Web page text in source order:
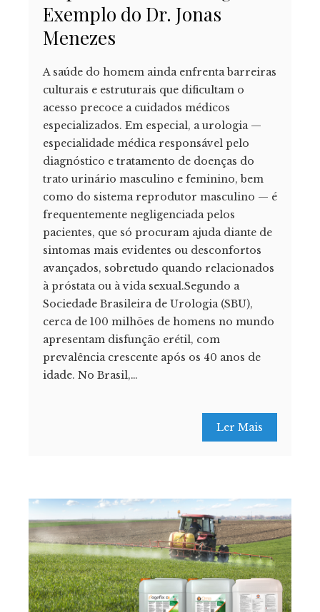
Exemplo do Dr. Jonas
Menezes
A saúde do homem ainda enfrenta barreiras
culturais e estruturais que dificultam o
acesso precoce a cuidados médicos
especializados. Em especial, a urologia —
especialidade médica responsável pelo
diagnóstico e tratamento de doenças do
trato urinário masculino e feminino, bem
como do sistema reprodutor masculino — é
frequentemente negligenciada pelos
pacientes, que só procuram ajuda diante de
sintomas mais evidentes ou desconfortos
avançados, sobretudo quando relacionados
à próstata ou à vida sexual.Segundo a
Sociedade Brasileira de Urologia (SBU),
cerca de 100 milhões de homens no mundo
apresentam disfunção erétil, com
prevalência crescente após os 40 anos de
idade. No Brasil,…
Ler Mais